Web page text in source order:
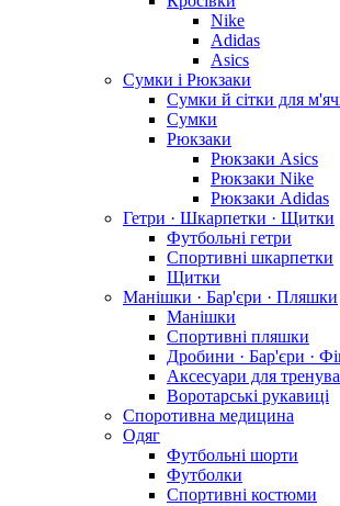
Nike
Adidas
Asics
Сумки і Рюкзаки
Сумки й сітки для
Сумки
Рюкзаки
Рюкзаки Asics
Рюкзаки Nike
Рюкзаки Adidas
Гетри · Шкарпетки · Щитки
Футбольні гетри
Спортивні шкарпетки
Щитки
Манішки · Бар'єри · Пляшки
Манішки
Спортивні пляшки
Дробини · Бар'єри ·
Аксесуари для
Воротарські рукавиці
Споротивна медицина
Одяг
Футбольні шорти
Футболки
Спортивні костюми